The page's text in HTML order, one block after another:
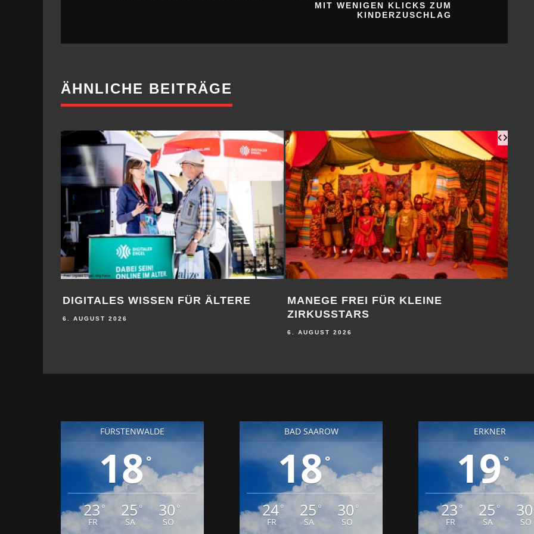
DIGITALES WISSEN FÜR ÄLTERE
6. AUGUST 2026
MANEGE FREI FÜR KLEINE
ZIRKUSSTARS
6. AUGUST 2026
FÜRSTENWALDE
18
23 25°
SA
BAD SAAROW
18
24 25°
SA
ERKNER
19
23 25
SA